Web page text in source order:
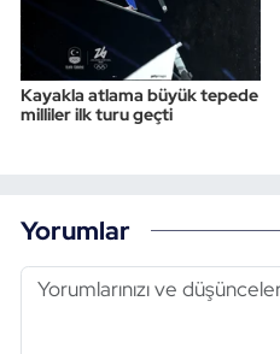
Kayakla atlama büyük tepede
milliler ilk turu geçti
Yorumlar